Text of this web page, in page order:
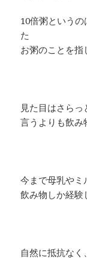
10倍粥という
た
お粥のことを指
見た目はさらっ
言うよりも飲み
今まで母乳やミ
飲み物しか経験
自然に抵抗なく